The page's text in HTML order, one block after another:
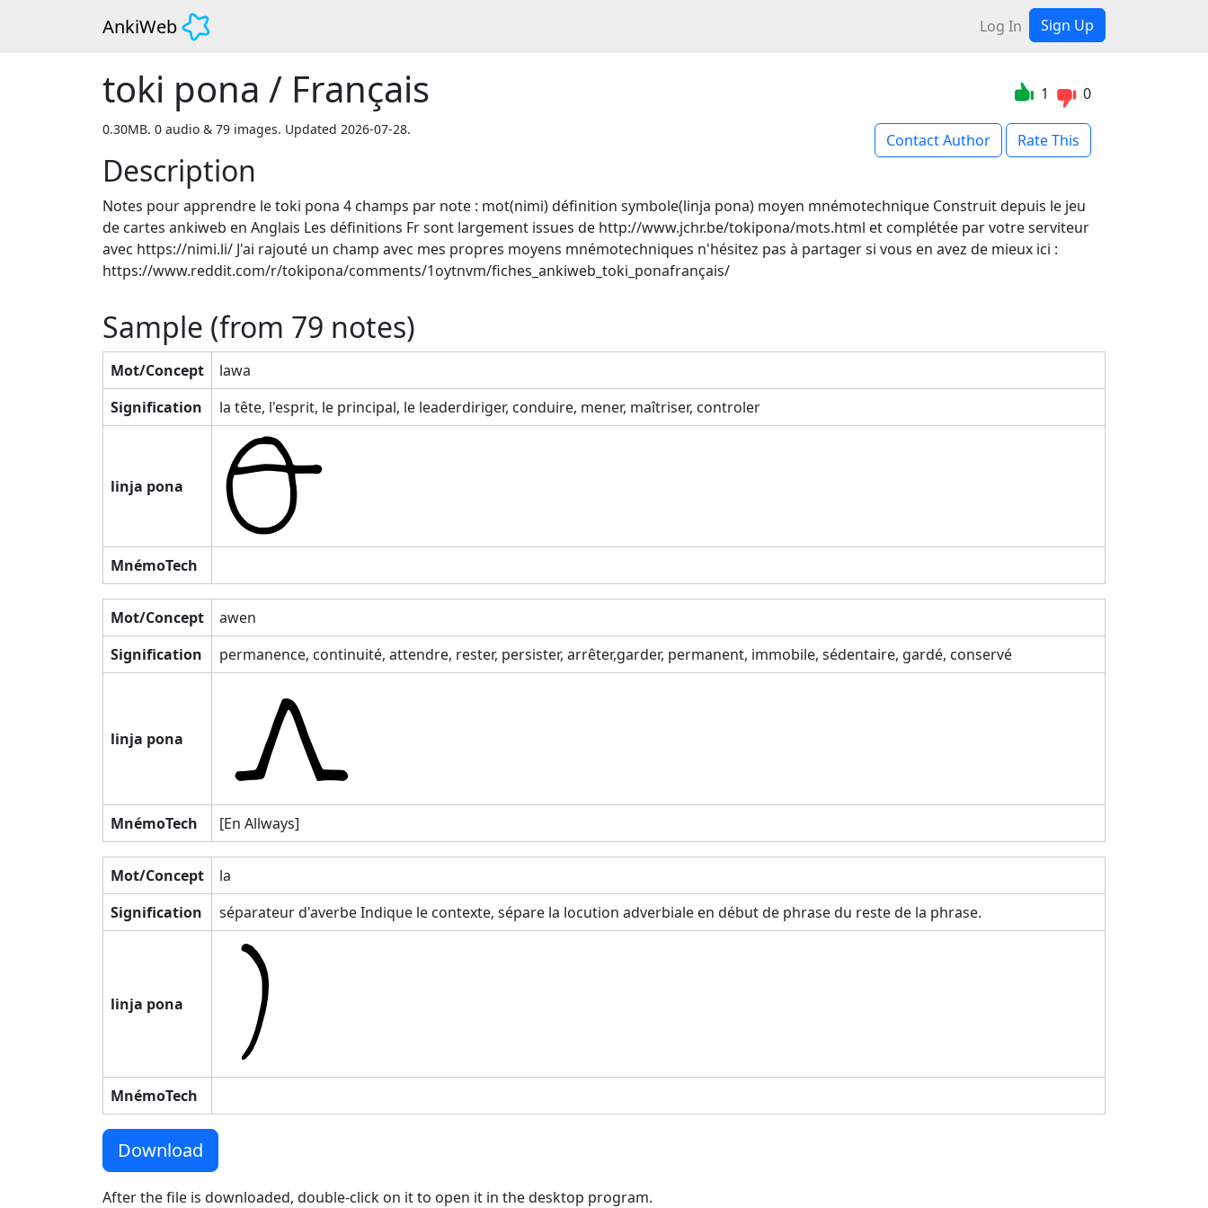
AnkiWeb Log In Sign Up
1 0
Contact Author Rate This
toki pona / Français
0.30MB. 0 audio & 79 images. Updated 2026-07-28.
Description
Notes pour apprendre le toki pona 4 champs par note : mot(nimi) définition symbole(linja pona) moyen mnémotechnique Construit depuis le jeu
de cartes ankiweb en Anglais Les définitions Fr sont largement issues de http://www.jchr.be/tokipona/mots.html et complétée par votre serviteur
avec https://nimi.li/ J'ai rajouté un champ avec mes propres moyens mnémotechniques n'hésitez pas à partager si vous en avez de mieux ici :
https://www.reddit.com/r/tokipona/comments/1oytnvm/fiches_ankiweb_toki_ponafrançais/
Sample (from 79 notes)
Mot/Concept
lawa
Signification
la tête, l'esprit, le principal, le leaderdiriger, conduire, mener, maîtriser, controler
linja pona
MnémoTech
Mot/Concept
awen
Signification
permanence, continuité, attendre, rester, persister, arrêter,garder, permanent, immobile, sédentaire, gardé, conservé
linja pona
MnémoTech [En Allways]
Mot/Concept
la
Signification
séparateur d'averbe Indique le contexte, sépare la locution adverbiale en début de phrase du reste de la phrase.
linja pona
MnémoTech
Download
After the file is downloaded, double-click on it to open it in the desktop program.